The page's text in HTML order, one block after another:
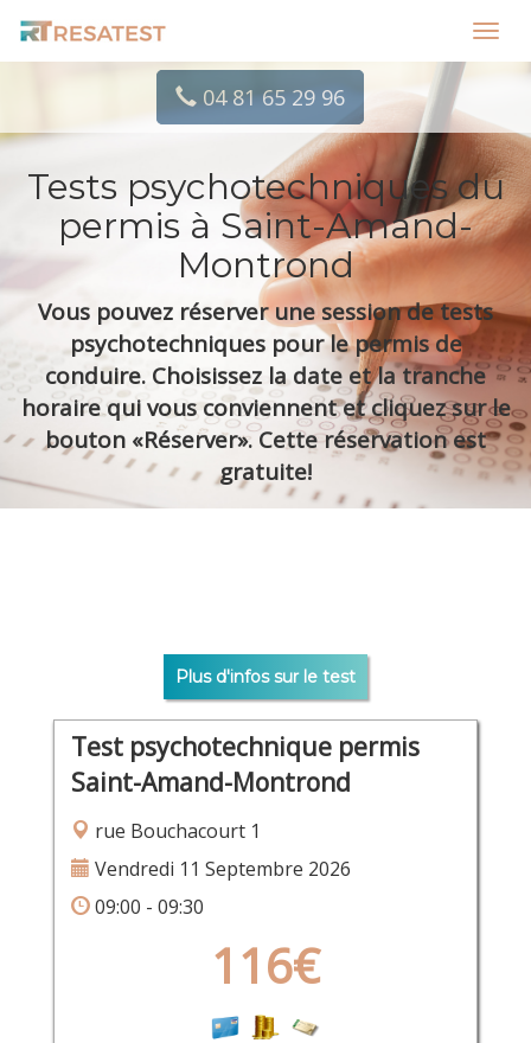
04 81 65 29 96
Tests psychotechniques du
permis à Saint-Amand-
Montrond
Vous pouvez réserver une session de tests
psychotechniques pour le permis de
conduire. Choisissez la date et la tranche
horaire qui vous conviennent et cliquez sur le
bouton «Réserver». Cette réservation est
gratuite!
Plus d'infos sur le test
Test psychotechnique permis
Saint-Amand-Montrond
rue Bouchacourt 1
Vendredi 11 Septembre 2026
09:00 - 09:30
116€